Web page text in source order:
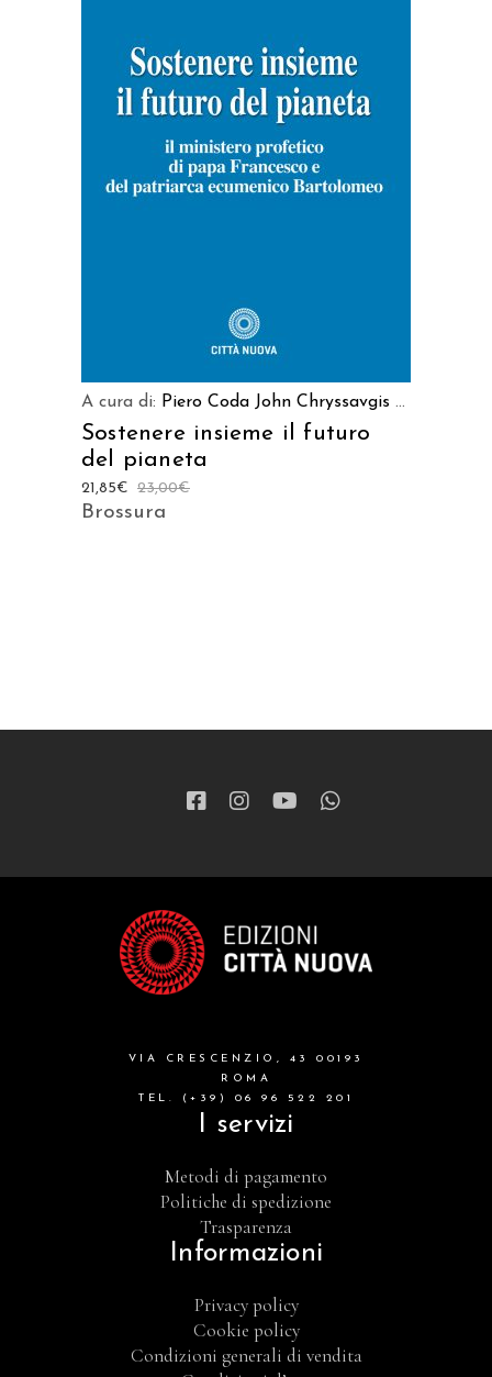
AGGIUNGI AL CARRELLO
A cura di: Piero Coda John Chryssavgis ...
Sostenere insieme il futuro
del pianeta
23,00€
21,85€
Brossura
VIA CRESCENZIO, 43 00193
ROMA
TEL. (+39) 06 96 522 201
I servizi
Metodi di pagamento
Politiche di spedizione
Trasparenza
Informazioni
Privacy policy
Cookie policy
Condizioni generali di vendita